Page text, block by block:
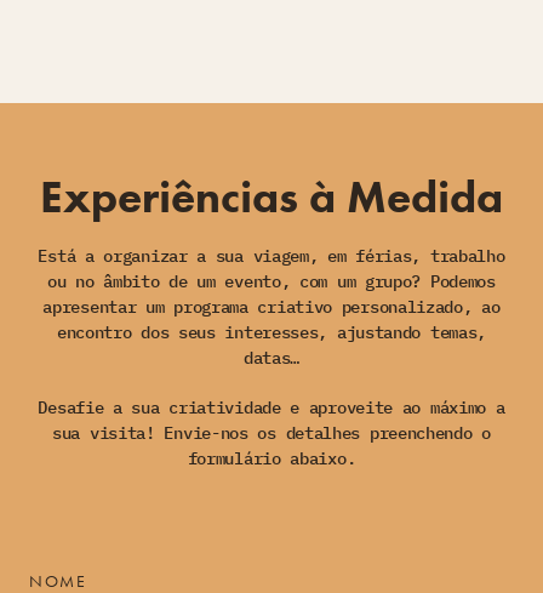
Experiências à Medida
Está a organizar a sua viagem, em férias, trabalho
ou no âmbito de um evento, com um grupo? Podemos
apresentar um programa criativo personalizado, ao
encontro dos seus interesses, ajustando temas,
datas…
Desafie a sua criatividade e aproveite ao máximo a
sua visita! Envie-nos os detalhes preenchendo o
formulário abaixo.
NOME